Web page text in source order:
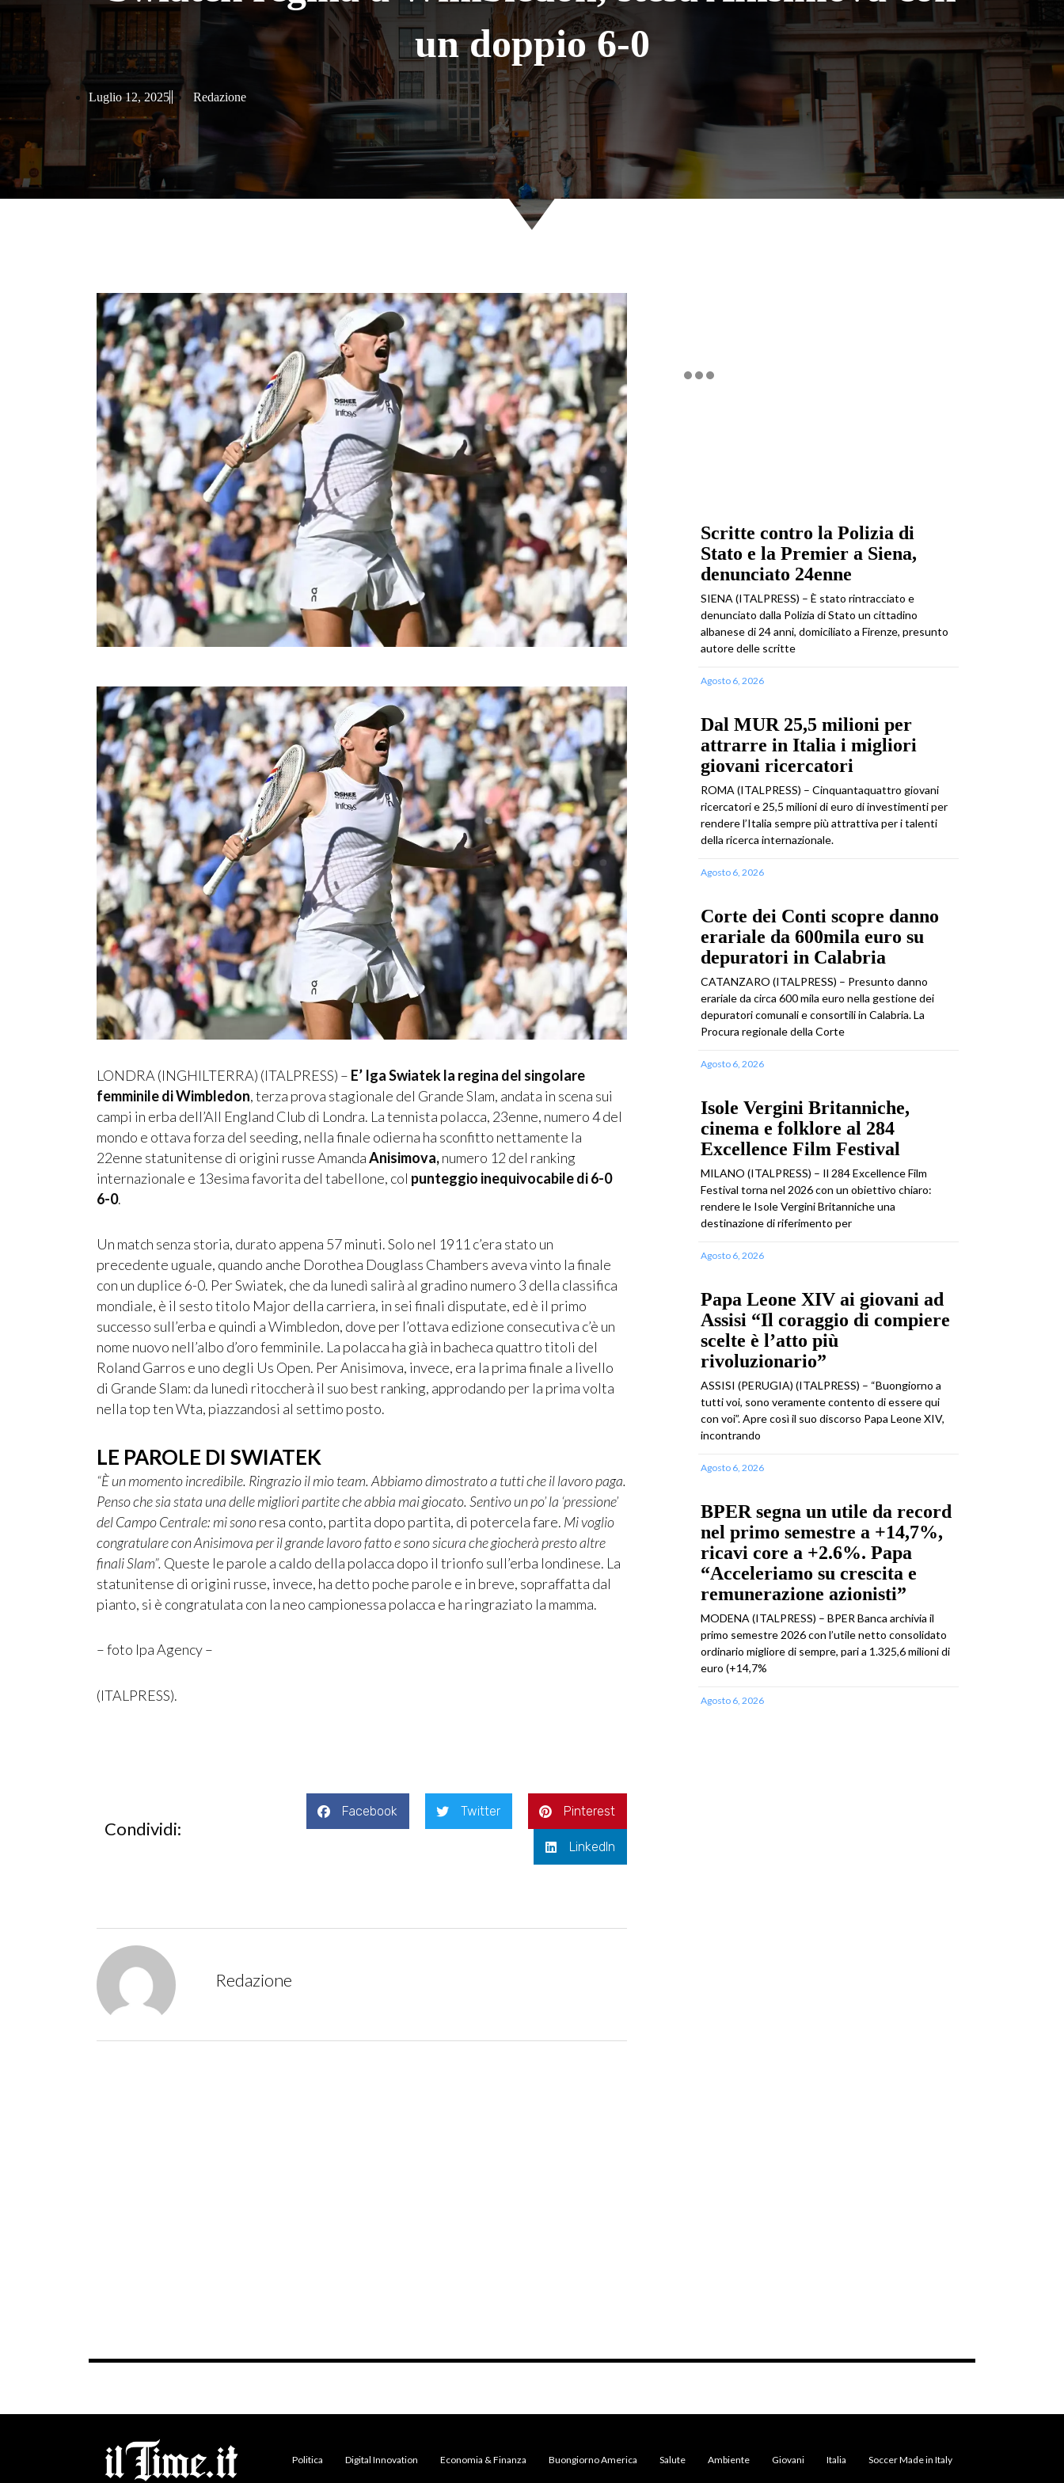
un doppio 6-0
Luglio 12, 2025 Redazione
LONDRA (INGHILTERRA) (ITALPRESS) – E’ Iga Swiatek la regina del singolare
femminile di Wimbledon, terza prova stagionale del Grande Slam, andata in scena sui
campi in erba dell’All England Club di Londra. La tennista polacca, 23enne, numero 4 del
mondo e ottava forza del seeding, nella finale odierna ha sconfitto nettamente la
22enne statunitense di origini russe AmandaAnisimova,numero 12 del ranking
internazionale e 13esima favorita del tabellone, col punteggio inequivocabile di 6-0
6-0.
Un match senza storia, durato appena 57 minuti. Solo nel 1911 c’era stato un
precedente uguale, quando anche Dorothea Douglass Chambers aveva vinto la finale
con un duplice 6-0. Per Swiatek, che da lunedì salirà al gradino numero 3 della classifica
mondiale, è il sesto titolo Major della carriera, in sei finali disputate, ed è il primo
successo sull’erba e quindi a Wimbledon, dove per l’ottava edizione consecutiva c’è un
nome nuovo nell’albo d’oro femminile. La polacca ha già in bacheca quattro titoli del
Roland Garros e uno degli Us Open. Per Anisimova, invece, era la prima finale a livello
di Grande Slam: da lunedì ritoccherà il suo best ranking, approdando per la prima volta
nella top ten Wta, piazzandosi al settimo posto.
LE PAROLE DI SWIATEK
“È un momento incredibile. Ringrazio il mio team. Abbiamo dimostrato a tutti che il lavoropaga.
Penso che sia stata una delle migliori partite che abbia mai giocato. Sentivo un po’ la ‘pressione’
del Campo Centrale: mi sonoresa conto, partita dopo partita, di potercela fare. Mi voglio
congratulare con Anisimova per il grande lavoro fatto e sono sicura che giocherà presto altre
finali Slam”. Queste le parole a caldo della polacca dopo il trionfo sull’erba londinese. La
statunitense di origini russe, invece, ha detto poche parole e in breve, sopraffatta dal
pianto, si è congratulata con la neo campionessa polacca e ha ringraziato la mamma.
– foto Ipa Agency –
(ITALPRESS).
Condividi:
Facebook Twitter Pinterest
LinkedIn
Redazione
Scritte contro la Polizia di
Stato e la Premier a Siena,
denunciato 24enne
SIENA (ITALPRESS) – È stato rintracciato e
denunciato dalla Polizia di Stato un cittadino
albanese di 24 anni, domiciliato a Firenze, presunto
autore delle scritte
Agosto 6, 2026
Dal MUR 25,5 milioni per
attrarre in Italia i migliori
giovani ricercatori
ROMA (ITALPRESS) – Cinquantaquattro giovani
ricercatori e 25,5 milioni di euro di investimenti per
rendere l’Italia sempre più attrattiva per i talenti
della ricerca internazionale.
Agosto 6, 2026
Corte dei Conti scopre danno
erariale da 600mila euro su
depuratori in Calabria
CATANZARO (ITALPRESS) – Presunto danno
erariale da circa 600 mila euro nella gestione dei
depuratori comunali e consortili in Calabria. La
Procura regionale della Corte
Agosto 6, 2026
Isole Vergini Britanniche,
cinema e folklore al 284
Excellence Film Festival
MILANO (ITALPRESS) – Il 284 Excellence Film
Festival torna nel 2026 con un obiettivo chiaro:
rendere le Isole Vergini Britanniche una
destinazione di riferimento per
Agosto 6, 2026
Papa Leone XIV ai giovani ad
Assisi “Il coraggio di compiere
scelte è l’atto più
rivoluzionario”
ASSISI (PERUGIA) (ITALPRESS) – “Buongiorno a
tutti voi, sono veramente contento di essere qui
con voi”. Apre così il suo discorso Papa Leone XIV,
incontrando
Agosto 6, 2026
BPER segna un utile da record
nel primo semestre a +14,7%,
ricavi core a +2.6%. Papa
“Acceleriamo su crescita e
remunerazione azionisti”
MODENA (ITALPRESS) – BPER Banca archivia il
primo semestre 2026 con l’utile netto consolidato
ordinario migliore di sempre, pari a 1.325,6 milioni di
euro (+14,7%
Agosto 6, 2026
Politica Digital Innovation Economia & Finanza Buongiorno America Salute Ambiente Giovani Italia Soccer Made in Italy